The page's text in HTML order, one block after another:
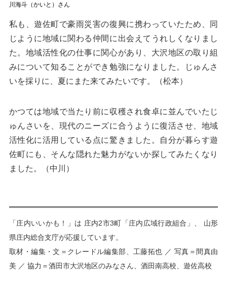
川海斗（かいと）さん
私も、遊佐町で豪雨災害の復興に携わっていたため、同
じように地域に関わる仲間に出会えてうれしくなりまし
た。地域活性化の仕事に関心があり、大沢地区の取り組
みについて知ることができ勉強になりました。じゅんさ
いを採りに、夏にまた来てみたいです。（松本）
かつては地域で当たり前に収穫され食卓に並んでいたじ
ゅんさいを、現代のニーズに合うように復活させ、地域
活性化に活用している点に驚きました。自分が暮らす遊
佐町にも、そんな隠れた魅力がないか探してみたくなり
ました。（中川）
「庄内いいかも！」は 庄内2市3町「庄内広域行政組合」、 山形
県庄内総合支庁が応援しています。
取材・編集・文＝クレードル編集部、工藤拓也 ／ 写真＝間真由
美 ／ 協力＝酒田市大沢地区のみなさん、酒田南高校、遊佐高校